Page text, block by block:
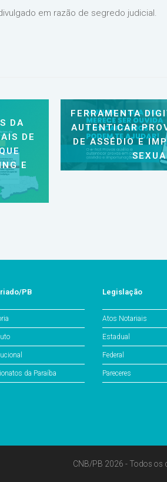
em razão de segredo judicial.
DA
DE
E
FERRAMENTA
AUTENTICAR
DE ASSÉDIO E
PB
da Paraíba
Legislação
Atos Notariais
Estadual
Federal
Pareceres
CNB/PB 2026 - Todos os